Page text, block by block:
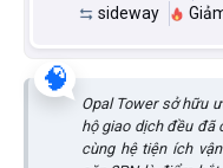
sideway
🧠
Opal Tower sở hữu
hộ giao dịch đều đã
cùng hệ tiện ích